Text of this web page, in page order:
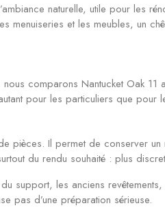
naturelle, utile pour les
menuiseries et les meubles, un
comparons Nantucket Oak
pour les particuliers que
pièces. Il permet de conserver
du rendu souhaité : plus
support, les anciens
pas d’une préparation sérieuse.